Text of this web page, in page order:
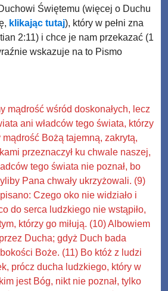
Świętemu (więcej o Duchu
klikając tutaj), który w pełni zna
2:11) i chce je nam przekazać (1
wskazuje na to Pismo
mądrość wśród doskonałych, lecz
ani władców tego świata, którzy
mądrość Bożą tajemną, zakrytą,
przeznaczył ku chwale naszej,
tego świata nie poznał, bo
Pana chwały ukrzyżowali. (9)
Czego oko nie widziało i
do serca ludzkiego nie wstąpiło,
którzy go miłują. (10) Albowiem
Ducha; gdyż Duch bada
Boże. (11) Bo któż z ludzi
prócz ducha ludzkiego, który w
jest Bóg, nikt nie poznał, tylko